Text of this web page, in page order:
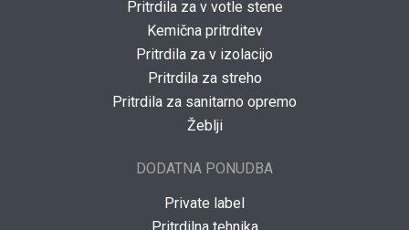
Pritrdila za v votle stene
Kemična pritrditev
Pritrdila za v izolacijo
Pritrdila za streho
Pritrdila za sanitarno opremo
Žeblji
DODATNA PONUDBA
Private label